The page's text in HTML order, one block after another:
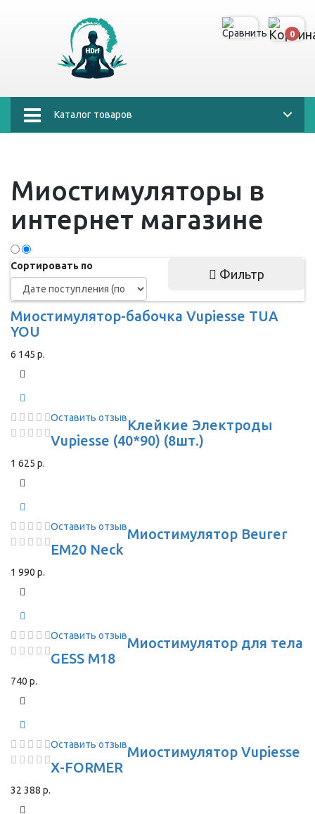
0
Каталог товаров
Миостимуляторы в
интернет магазине
Сортировать по
Фильтр
Миостимулятор-бабочка Vupiesse TUA
YOU
6 145 р.
Оставить отзывКлейкие Электроды
Vupiesse (40*90) (8шт.)
1 625 р.
Оставить отзывМиостимулятор Beurer
EM20 Neck
1 990 р.
Оставить отзывМиостимулятор для тела
GESS M18
740 р.
Оставить отзывМиостимулятор Vupiesse
X-FORMER
32 388 р.